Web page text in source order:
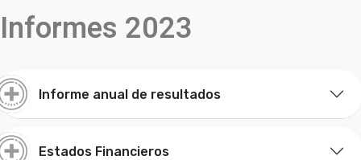
Informes 2023
Informe anual de resultados
Estados Financieros